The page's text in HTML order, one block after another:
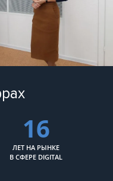
16
ЛЕТ НА РЫНКЕ
В СФЕРЕ DIGITAL